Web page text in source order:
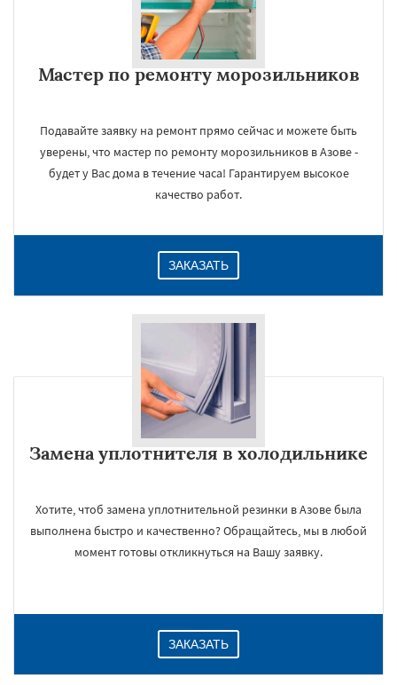
Мастер по ремонту морозильников
Подавайте заявку на ремонт прямо сейчас и можете быть
уверены, что мастер по ремонту морозильников в Азове -
будет у Вас дома в течение часа! Гарантируем высокое
качество работ.
ЗАКАЗАТЬ
Замена уплотнителя в холодильнике
Хотите, чтоб замена уплотнительной резинки в Азове была
выполнена быстро и качественно? Обращайтесь, мы в любой
момент готовы откликнуться на Вашу заявку.
ЗАКАЗАТЬ